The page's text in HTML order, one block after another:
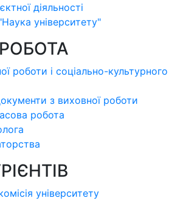
діяльності
університету"
роботи і соціально-культурного
з виховної роботи
робота
університету